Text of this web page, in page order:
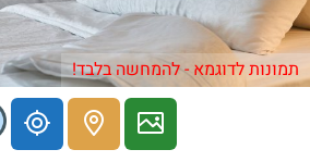
תמונות לדוגמא - להמחשה בלבד!